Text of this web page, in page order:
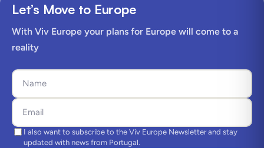
Let’s Move to Europe
With Viv Europe your plans for Europe will come to a
reality
I also want to subscribe to the Viv Europe Newsletter and stay
updated with news from Portugal.